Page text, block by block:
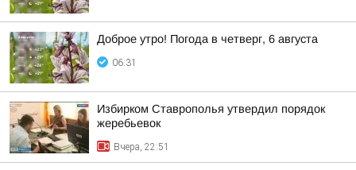
Доброе утро! Погода в четверг, 6 августа
06:31
Избирком Ставрополья утвердил порядок
жеребьевок
Вчера, 22:51